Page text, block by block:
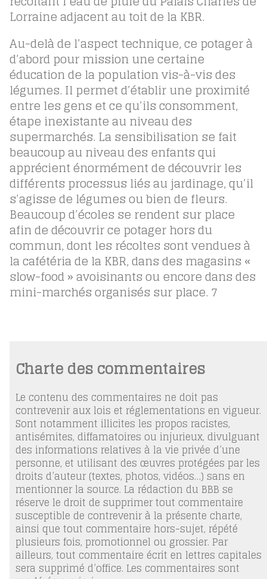
Lorraine adjacent au toit de la KBR.
Au-delà de l’aspect technique, ce potager à
d’abord pour mission une certaine
éducation de la population vis-à-vis des
légumes. Il permet d’établir une proximité
entre les gens et ce qu’ils consomment,
étape inexistante au niveau des
supermarchés. La sensibilisation se fait
beaucoup au niveau des enfants qui
apprécient énormément de découvrir les
différents processus liés au jardinage, qu’il
s’agisse de légumes ou bien de fleurs.
Beaucoup d’écoles se rendent sur place
afin de découvrir ce potager hors du
commun, dont les récoltes sont vendues à
la cafétéria de la KBR, dans des magasins «
slow-food » avoisinants ou encore dans des
mini-marchés organisés sur place. 7
Charte des commentaires
Le contenu des commentaires ne doit pas
contrevenir aux lois et réglementations en vigueur.
Sont notamment illicites les propos racistes,
antisémites, diffamatoires ou injurieux, divulguant
des informations relatives à la vie privée d’une
personne, et utilisant des œuvres protégées par les
droits d’auteur (textes, photos, vidéos…) sans en
mentionner la source. La rédaction du BBB se
réserve le droit de supprimer tout commentaire
susceptible de contrevenir à la présente charte,
ainsi que tout commentaire hors-sujet, répété
plusieurs fois, promotionnel ou grossier. Par
ailleurs, tout commentaire écrit en lettres capitales
sera supprimé d’office. Les commentaires sont